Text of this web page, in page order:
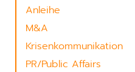
Anleihe
M&A
Krisenkommunikation
PR/Public Affairs